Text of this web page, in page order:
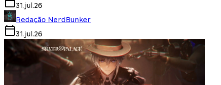
31.jul.26
Redação NerdBunker
31.jul.26